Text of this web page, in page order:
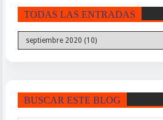
TODAS LAS ENTRADAS
BUSCAR ESTE BLOG